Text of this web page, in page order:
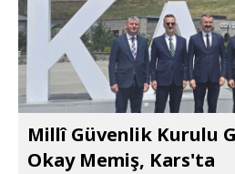
Millî Güvenlik Kurulu
Okay Memiş, Kars'ta